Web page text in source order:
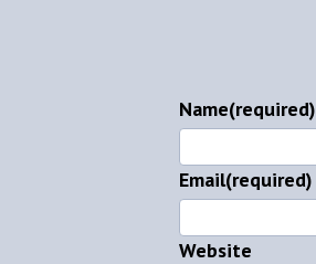
Name(required)
Email(required)
Website